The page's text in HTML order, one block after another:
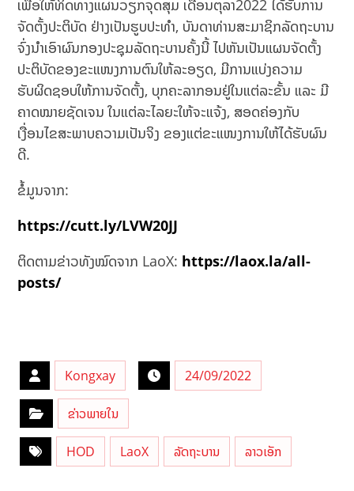
ເພື່ອໃຫ້ທິດທາງແຜນວຽກຈຸດສຸມ ເດືອນຕຸລາ2022 ໄດ້ຮັບການ
ຈັດຕັ້ງປະຕິບັດ ຢ່າງເປັນຮູບປະທໍາ, ບັນດາທ່ານສະມາຊິກລັດຖະບານ
ຈົ່ງນໍາເອົາຜົນກອງປະຊຸມລັດຖະບານຄັ້ງນີ້ ໄປຫັນເປັນແຜນຈັດຕັ້ງ
ປະຕິບັດຂອງຂະແໜງການຕົນໃຫ້ລະອຽດ, ມີການແບ່ງຄວາມ
ຮັບຜິດຊອບໃຫ້ການຈັດຕັ້ງ, ບຸກຄະລາກອນຢູ່ໃນແຕ່ລະຂັ້ນ ແລະ ມີ
ຄາດໝາຍຊັດເຈນ ໃນແຕ່ລະໄລຍະໃຫ້ຈະແຈ້ງ, ສອດຄ່ອງກັບ
ເງື່ອນໄຂສະພາບຄວາມເປັນຈິງ ຂອງແຕ່ຂະແໜງການໃຫ້ໄດ້ຮັບຜົນ
ດີ.
ຂໍ້ມູນຈາກ:
https://cutt.ly/LVW20JJ
ຕິດຕາມຂ່າວທັງໝົດຈາກ LaoX: https://laox.la/all-
posts/
Kongxay 24/09/2022
ຂ່າວພາຍໃນ
HOD LaoX ລັດຖະບານ ລາວເອັກ